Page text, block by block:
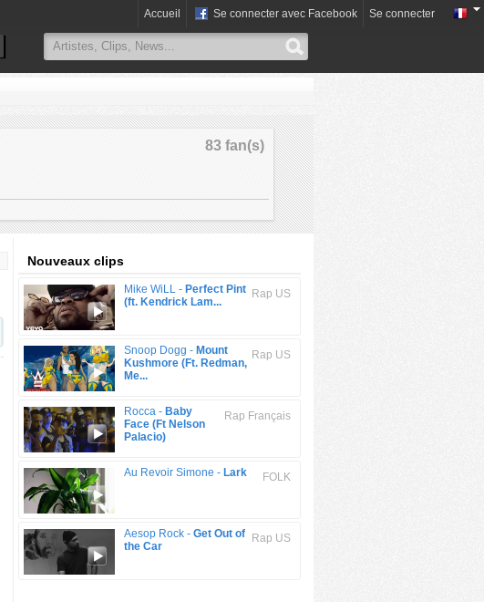
Accueil Se connecter avec Facebook Se connecter
83 fan(s)
Nouveaux clips
Rap US
Mike WiLL - Perfect Pint
(ft. Kendrick Lam...
Rap US
Snoop Dogg - Mount
Kushmore (Ft. Redman,
Me...
Rap Français
Rocca - Baby
Face (Ft Nelson
Palacio)
FOLK
Au Revoir Simone - Lark
Rap US
Aesop Rock - Get Out of
the Car